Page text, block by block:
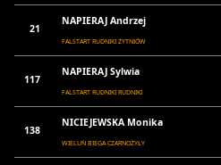
21
NAPIERAJ Andrzej
FALSTART RUDNIKI ŻYTNIÓW
117
NAPIERAJ Sylwia
FALSTART RUDNIKI RUDNIKI
138
NICIEJEWSKA Monika
WIELUŃ BIEGA CZARNOŻYŁY